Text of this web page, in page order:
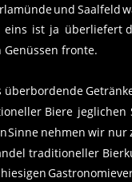
und Saalfeld
eins ist ja überliefert
fronte.
überbordende
Biere jeglichen
Sinne nehmen wir nur
traditioneller
hiesigen